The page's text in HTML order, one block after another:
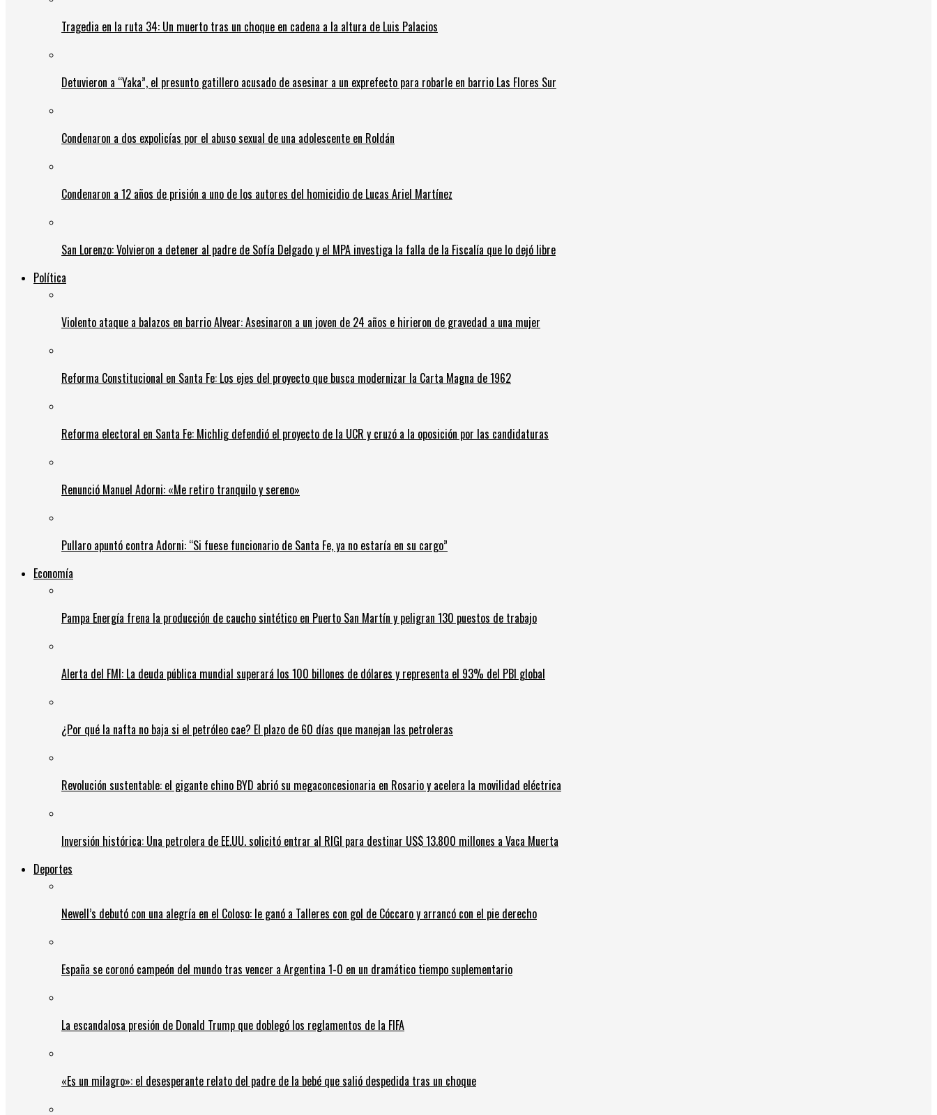
Tragedia en la ruta 34: Un muerto tras un choque en cadena a la altura de Luis Palacios
Detuvieron a “Yaka”, el presunto gatillero acusado de asesinar a un exprefecto para robarle en barrio Las Flores Sur
Condenaron a dos expolicías por el abuso sexual de una adolescente en Roldán
Condenaron a 12 años de prisión a uno de los autores del homicidio de Lucas Ariel Martínez
San Lorenzo: Volvieron a detener al padre de Sofía Delgado y el MPA investiga la falla de la Fiscalía que lo dejó libre
Política
Violento ataque a balazos en barrio Alvear: Asesinaron a un joven de 24 años e hirieron de gravedad a una mujer
Reforma Constitucional en Santa Fe: Los ejes del proyecto que busca modernizar la Carta Magna de 1962
Reforma electoral en Santa Fe: Michlig defendió el proyecto de la UCR y cruzó a la oposición por las candidaturas
Renunció Manuel Adorni: «Me retiro tranquilo y sereno»
Pullaro apuntó contra Adorni: “Si fuese funcionario de Santa Fe, ya no estaría en su cargo”
Economía
Pampa Energía frena la producción de caucho sintético en Puerto San Martín y peligran 130 puestos de trabajo
Alerta del FMI: La deuda pública mundial superará los 100 billones de dólares y representa el 93% del PBI global
¿Por qué la nafta no baja si el petróleo cae? El plazo de 60 días que manejan las petroleras
Revolución sustentable: el gigante chino BYD abrió su megaconcesionaria en Rosario y acelera la movilidad eléctrica
Inversión histórica: Una petrolera de EE.UU. solicitó entrar al RIGI para destinar US$ 13.800 millones a Vaca Muerta
Deportes
Newell’s debutó con una alegría en el Coloso: le ganó a Talleres con gol de Cóccaro y arrancó con el pie derecho
España se coronó campeón del mundo tras vencer a Argentina 1-0 en un dramático tiempo suplementario
La escandalosa presión de Donald Trump que doblegó los reglamentos de la FIFA
«Es un milagro»: el desesperante relato del padre de la bebé que salió despedida tras un choque